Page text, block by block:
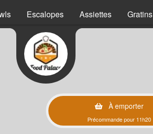
Escalopes Assiettes Gratins
À emporter
Précommande pour 11h20